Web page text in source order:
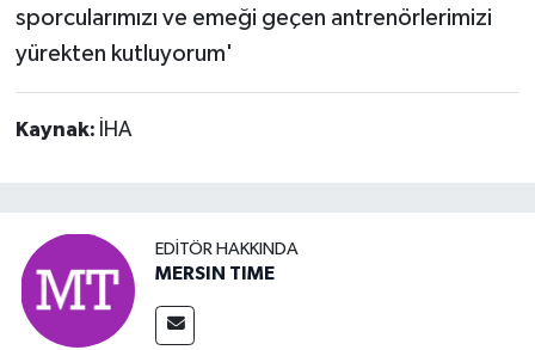
sporcularımızı ve emeği geçen antrenörlerimizi
yürekten kutluyorum'
Kaynak: İHA
EDITÖR HAKKINDA
MERSIN TIME